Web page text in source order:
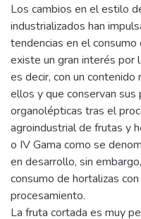
Los cambios en el estilo
industrializados han
tendencias en el
existe un gran interés por
es decir, con un
ellos y que conservan
organolépticas tras el
agroindustrial de frutas y
o IV Gama como se
en desarrollo, sin
consumo de hortalizas
procesamiento.
La fruta cortada es muy